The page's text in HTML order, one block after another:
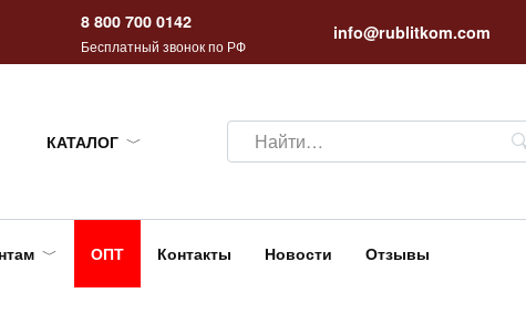
8 800 700 0142
Бесплатный звонок по РФ
info@rublitkom.com
КАТАЛОГ
Search
for:
ОПТ Контакты Новости Отзывы